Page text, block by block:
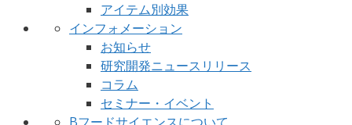
アイテム別効果
インフォメーション
お知らせ
研究開発ニュースリリース
コラム
セミナー・イベント